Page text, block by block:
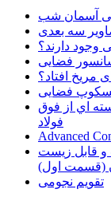
آسمان شب
سه بعدی
وجود دارند؟
فضایی
مریخ افتاد؟
اي از فوق
فولاد
Advanced
و قابل زيست
(قسمت اول)
تقویم نجومی